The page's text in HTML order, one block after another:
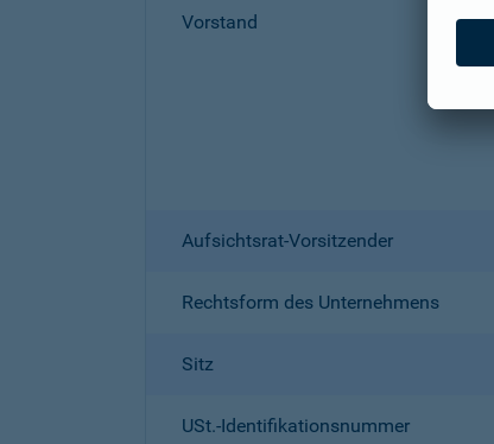
Vorstand
Aufsichtsrat-Vorsitzender
Rechtsform des Unternehmens
Sitz
USt.-Identifikationsnummer